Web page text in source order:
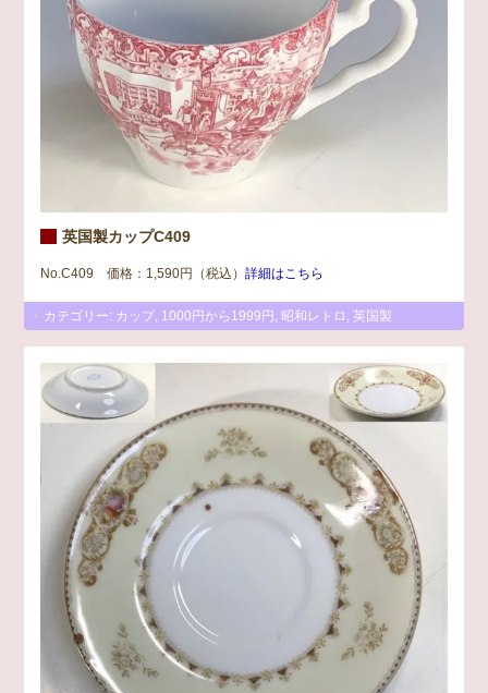
英国製カップC409
No.C409 価格：1,590円（税込）詳細はこちら
カテゴリー: カップ 1000円から1999円 昭和レトロ ,英国製